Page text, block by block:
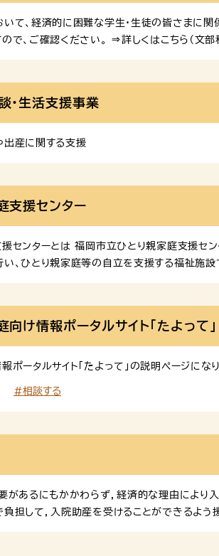
いて、経済的に困難な学生・生徒の皆さまに
で、ご確認ください。 ⇒詳しくはこちら（文
・生活支援事業
出産に関する支援
支援センター
センターとは 福岡市立ひとり親家庭支援セ
、ひとり親家庭等の自立を支援する福祉施
向け情報ポータルサイト「たよって」
ポータルサイト「たよって」の説明ページになり
#相談する
があるにもかかわらず，経済的な理由により
担して，入院助産を受けることができるよう